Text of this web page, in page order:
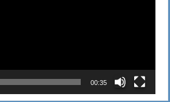
00:35